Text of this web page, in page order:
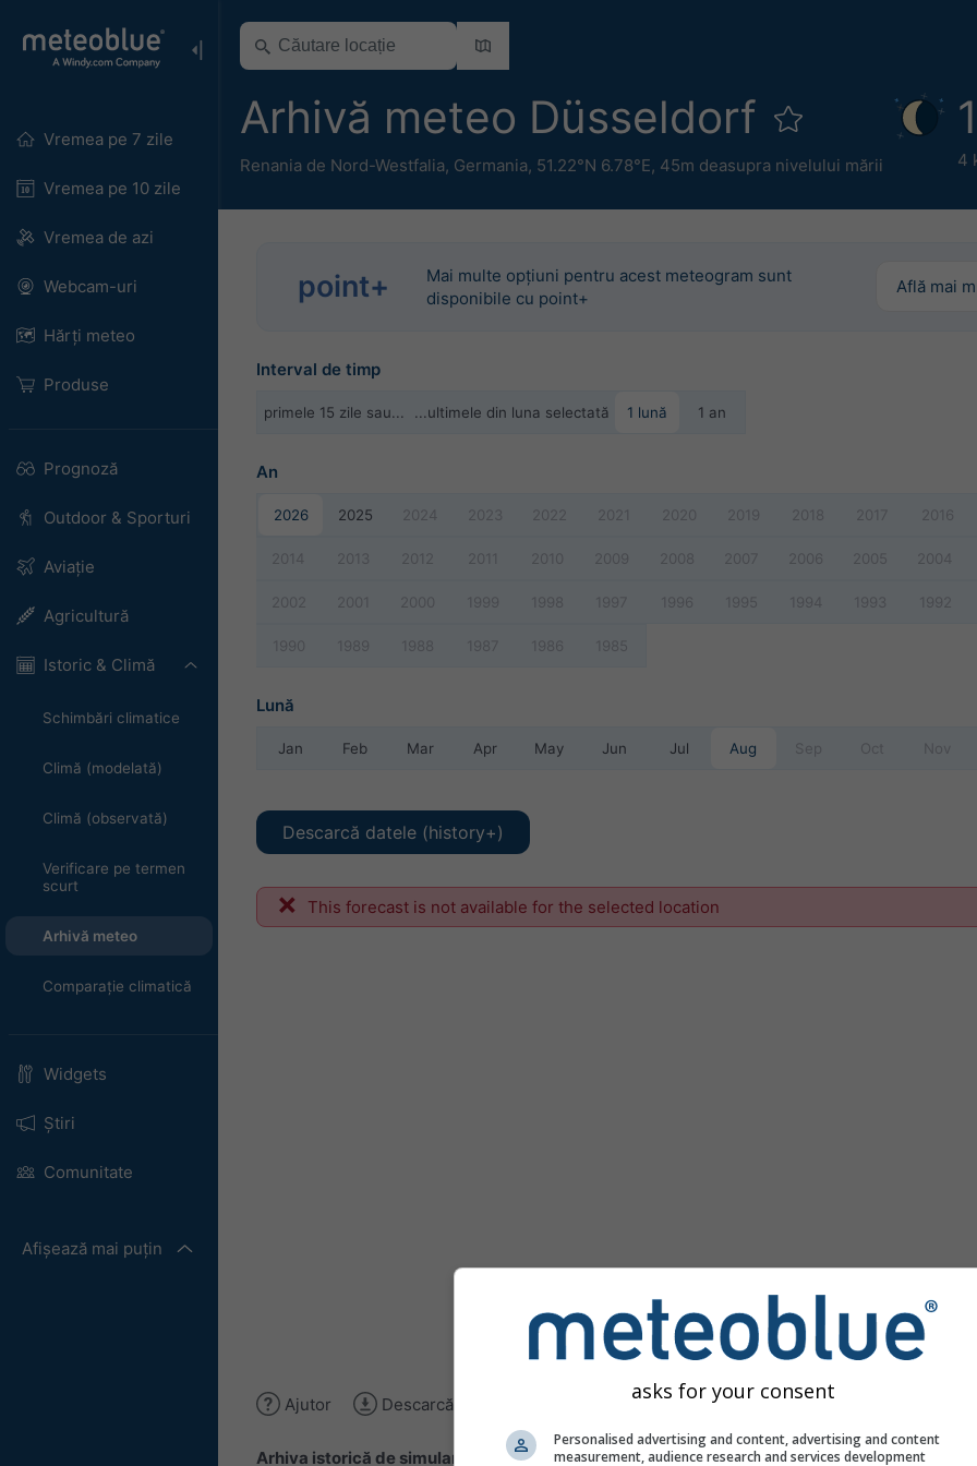
Vremea pe 7 zile
Vremea pe 10 zile
Vremea de azi
Webcam-uri
Hărți meteo
Produse
Prognoză
Outdoor & Sporturi
Aviație
Agricultură
Istoric & Climă
Schimbări climatice
Climă (modelată)
Climă (observată)
Verificare pe termen
scurt
Arhivă meteo
Comparație climatică
Widgets
Știri
Comunitate
Afișează mai puțin
Arhivă meteo Düsseldorf
Renania de Nord-Westfalia, Germania, 51.22°N 6.78°E, 45m deasupra nivelului mării 4
point+
Mai multe opțiuni pentru acest meteogram sunt
disponibile cu point+
Află mai
Interval de timp
primele 15 zile sau... ...ultimele din luna selectată 1 lună 1 an
An
2026 2025 2024 2023 2022 2021 2020 2019 2018 2017 2016
2014 2013 2012 2011 2010 2009 2008 2007 2006 2005 2004
2002 2001 2000 1999 1998 1997 1996 1995 1994 1993 1992
1990 1989 1988 1987 1986 1985
Lună
Jan Feb Mar Apr May Jun Jul Aug Sep Oct Nov
Descarcă datele (history+)
This forecast is not available for the selected location
Ajutor Descarcă imaginea
Arhiva istorică de simulare
oferă acces la simulări meteorologice trecute pentru orice loc
asks for your consent
Personalised advertising and content, advertising and content
measurement, audience research and services development